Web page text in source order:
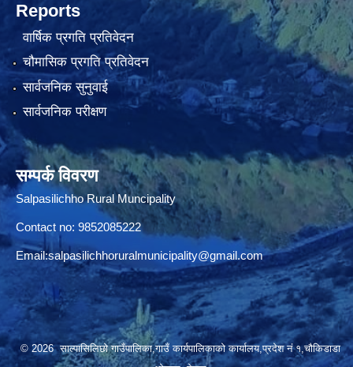
Reports
वार्षिक प्रगति प्रतिवेदन
चौमासिक प्रगति प्रतिवेदन
सार्वजनिक सुनुवाई
सार्वजनिक परीक्षण
सम्पर्क विवरण
Salpasilichho Rural Muncipality
Contact no: 9852085222
Email:salpasilichhoruralmunicipality@gmail.com
© 2026 साल्पासिलिछो गाउँपालिका,गाउँ कार्यपालिकाको कार्यालय,प्रदेश नं १,चौकिडाडा